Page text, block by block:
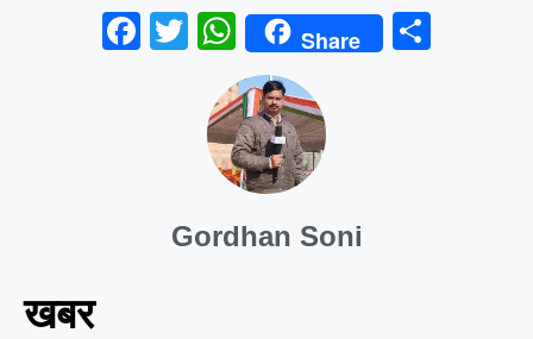
F
T
tt
er
W
h
at
s
A
p
p
Share
Gordhan Soni
खबर